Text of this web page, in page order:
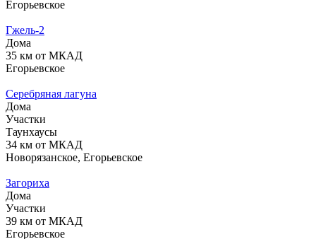
Егорьевское
Гжель-2
Дома
35 км от МКАД
Егорьевское
Серебряная лагуна
Дома
Участки
Таунхаусы
34 км от МКАД
Новорязанское, Егорьевское
Загориха
Дома
Участки
39 км от МКАД
Егорьевское